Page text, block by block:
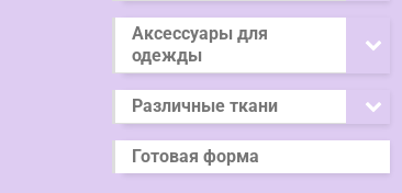
Аксессуары для
одежды
Различные ткани
Готовая форма